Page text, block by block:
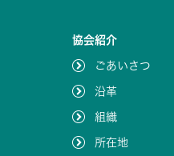
協会紹介
ごあいさつ
沿革
組織
所在地